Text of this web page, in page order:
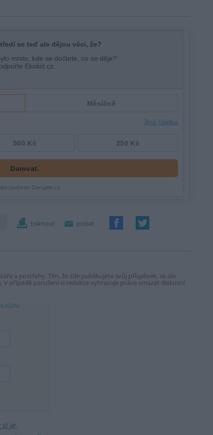
tisknout poslat
a postřehy. Tím, že zde publikujete svůj příspěvek, se ale
. V případě porušení si redakce vyhrazuje právo smazat diskusní
je.